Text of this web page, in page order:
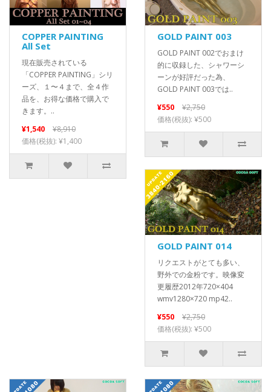
COPPER PAINTING
All Set
現在販売されている
「COPPER PAINTING」シリ
ーズ、１〜４まで、全４作
品を、お得な価格で購入で
きます。..
¥1,540
¥8,910
価格(税抜): ¥1,400
GOLD PAINT 003
GOLD PAINT 002でおまけ
的に収録した、シャワーシ
ーンが好評だった為、
GOLD PAINT 003では..
¥550
¥2,750
価格(税抜): ¥500
GOLD PAINT 014
リクエストがとても多い、
野外での金粉です。映像変
更履歴2012年720×404
wmv1280×720 mp42..
¥550
¥2,750
価格(税抜): ¥500